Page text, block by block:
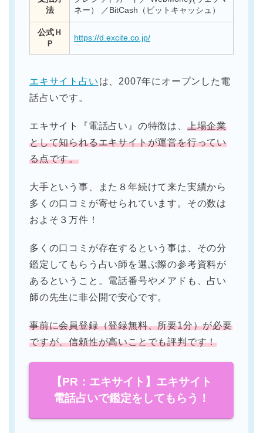
法
ネー） ／BitCash（ビットキャッシュ）
公式Ｈ
Ｐ
https://d.excite.co.jp/
エキサイト占い は、2007年にオープンした電
話占いです。
エキサイト『電話占い』の特徴は、 上場企業
として知られるエキサイトが運営を行ってい
る点です。
大手という事、また８年続けて来た実績から
多くの口コミが寄せられています。その数は
およそ３万件！
多くの口コミが存在するという事は、その分
鑑定してもらう占い師を選ぶ際の参考資料が
あるということ。電話番号やメアドも、占い
師の先生に非公開で安心です。
事前に会員登録（登録無料、所要1分）が必要
ですが、信頼性が高いことでも評判です！
【PR：エキサイト】エキサイト
電話占いで鑑定をしてもらう！